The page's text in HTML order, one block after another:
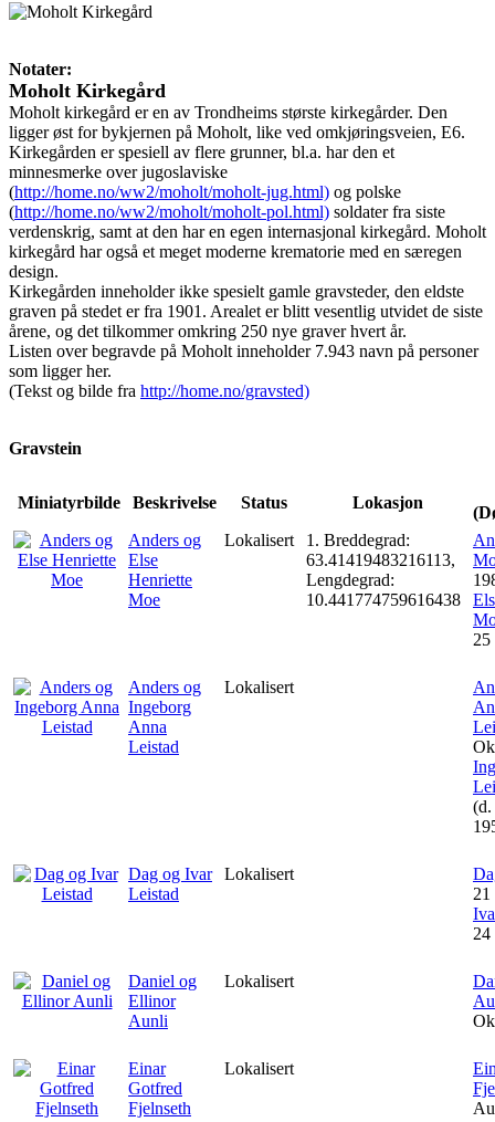
Notater:
Moholt Kirkegård
Moholt kirkegård er en av Trondheims største kirkegårder. Den
ligger øst for bykjernen på Moholt, like ved omkjøringsveien, E6.
Kirkegården er spesiell av flere grunner, bl.a. har den et
minnesmerke over jugoslaviske
(http://home.no/ww2/moholt/moholt-jug.html) og polske
(http://home.no/ww2/moholt/moholt-pol.html) soldater fra siste
verdenskrig, samt at den har en egen internasjonal kirkegård. Moholt
kirkegård har også et meget moderne krematorie med en særegen
design.
Kirkegården inneholder ikke spesielt gamle gravsteder, den eldste
graven på stedet er fra 1901. Arealet er blitt vesentlig utvidet de siste
årene, og det tilkommer omkring 250 nye graver hvert år.
Listen over begravde på Moholt inneholder 7.943 navn på personer
som ligger her.
(Tekst og bilde fra http://home.no/gravsted)
Gravstein
Miniatyrbilde Beskrivelse Status Lokasjon
Anders og
Else
Henriette
Moe
Lokalisert
1. Breddegrad:
63.41419483216113,
Lengdegrad:
10.441774759616438
25
Anders og
Ingeborg
Anna
Leistad
Lokalisert
(d.
Dag og Ivar
Leistad
Lokalisert
21
24
Daniel og
Ellinor
Aunli
Lokalisert
Einar
Gotfred
Fjelnseth
Lokalisert